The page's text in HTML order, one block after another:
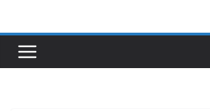
content